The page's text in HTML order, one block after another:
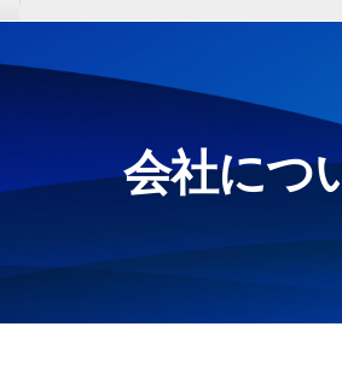
各種表彰/メディア情報
会社につ